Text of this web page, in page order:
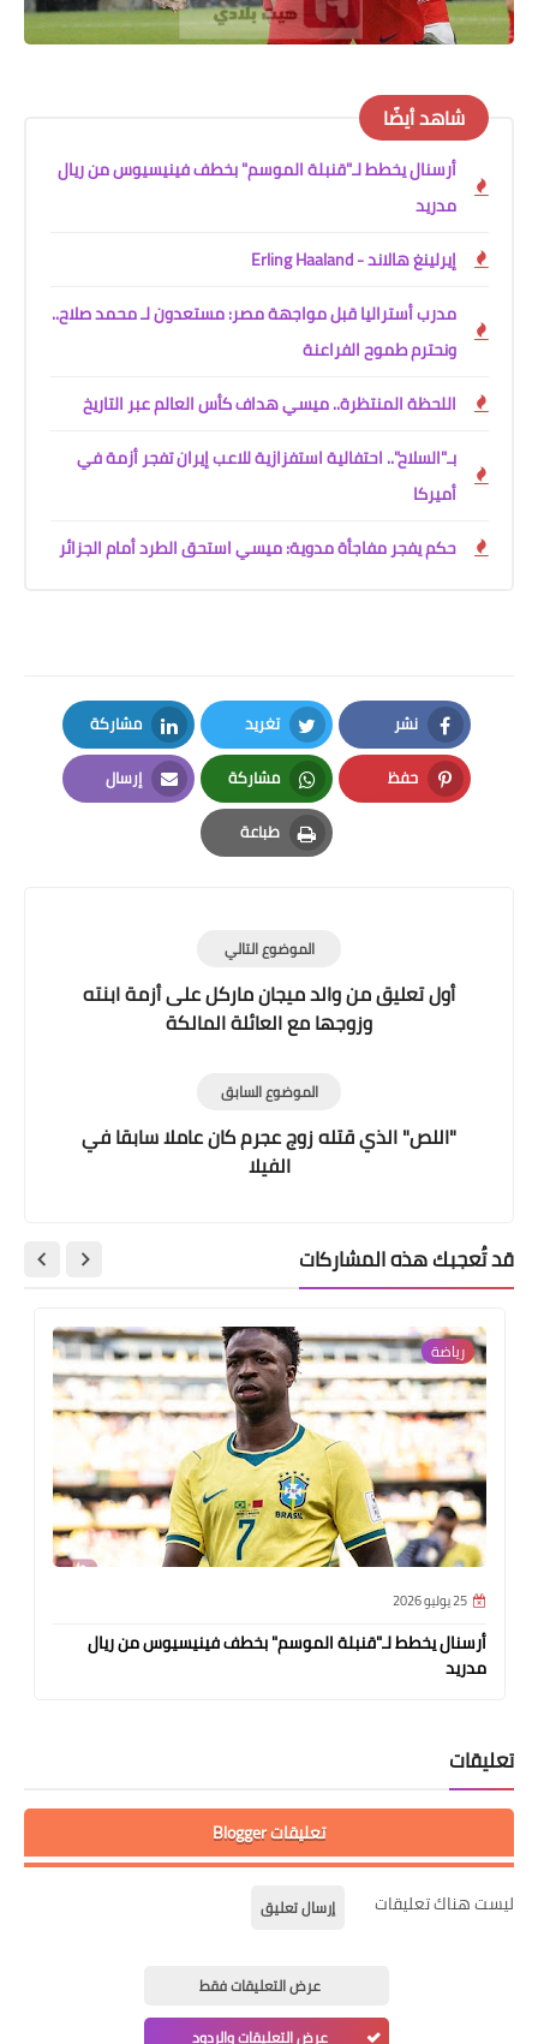
شاهد أيضًا
أرسنال يخطط لـ"قنبلة الموسم" بخطف فينيسيوس من ريال
مدريد
إيرلينغ هالاند - Erling Haaland
مدرب أستراليا قبل مواجهة مصر: مستعدون لـ محمد صلاح..
ونحترم طموح الفراعنة
اللحظة المنتظرة.. ميسي هداف كأس العالم عبر التاريخ
بـ"السلاح".. احتفالية استفزازية للاعب إيران تفجر أزمة في
أميركا
حكم يفجر مفاجأة مدوية: ميسي استحق الطرد أمام الجزائر
نشر
Facebook
تغريد
Twitter
مشاركة
LinkedIn
حفظ
Pinterest
مشاركة
Whatsapp
إرسال
Email
طباعة
Print
الموضوع التالي
أول تعليق من والد ميجان ماركل على أزمة ابنته
وزوجها مع العائلة المالكة
الموضوع السابق
"اللص" الذي قتله زوج عجرم كان عاملا سابقا في
الفيلا
قد تُعجبك هذه المشاركات
رياضة
25 يوليو 2026
أرسنال يخطط لـ"قنبلة الموسم" بخطف فينيسيوس من ريال
مدريد
تعليقات
تعليقات Blogger
ليست هناك تعليقات إرسال تعليق
عرض التعليقات فقط
عرض التعليقات والردود